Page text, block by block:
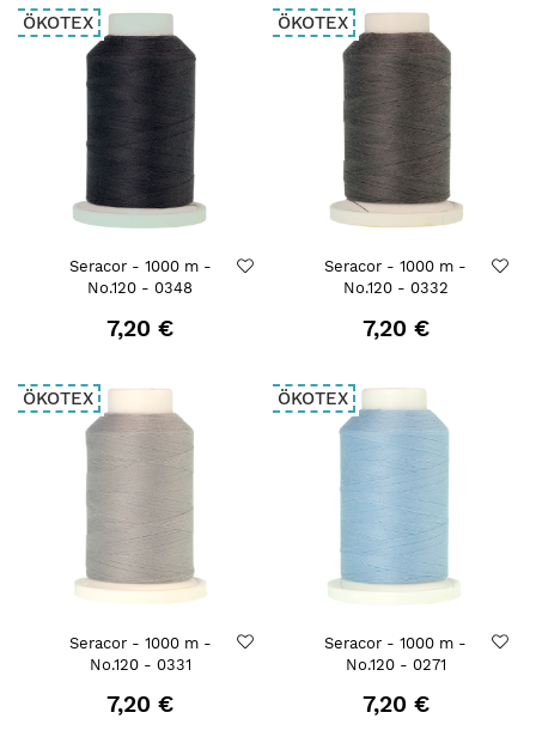
ÖKOTEX
Seracor - 1000 m -
No.120 - 0348
7,20 €
ÖKOTEX
Seracor - 1000 m -
No.120 - 0332
7,20 €
ÖKOTEX
Seracor - 1000 m -
No.120 - 0331
7,20 €
ÖKOTEX
Seracor - 1000 m -
No.120 - 0271
7,20 €